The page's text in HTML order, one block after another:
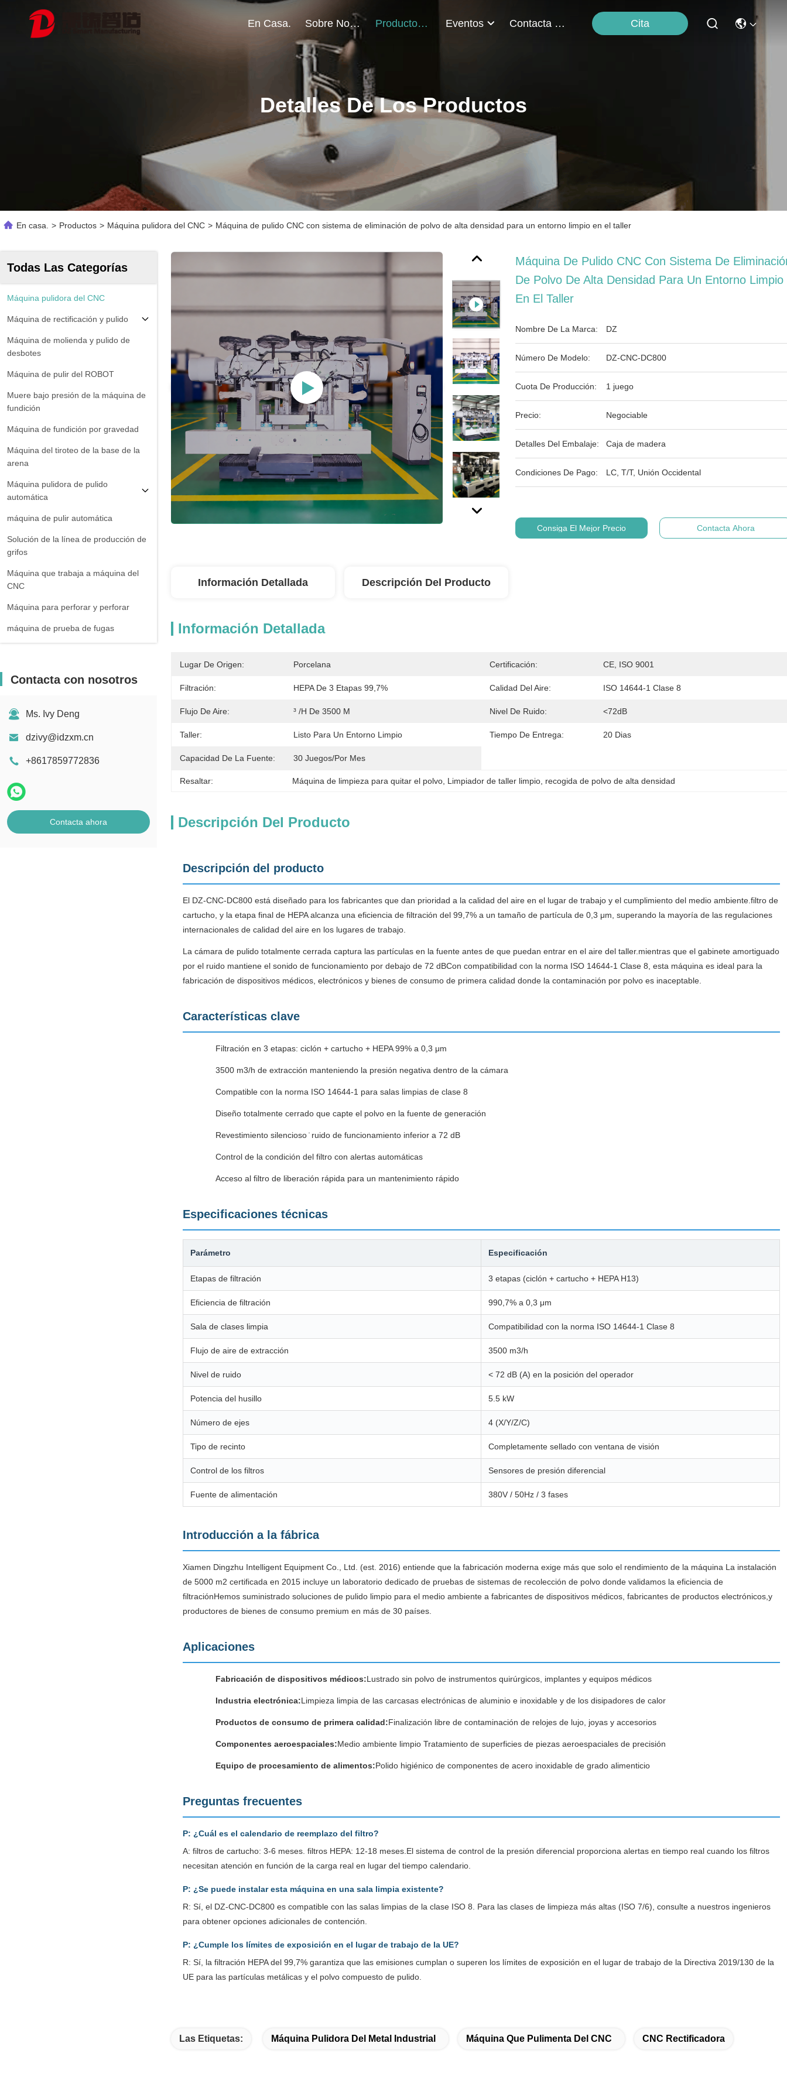
En Casa. Sobre Nosotros Productos Eventos Contacta Con Nosotros Cita
Detalles De Los Productos
En casa. > Productos > Máquina pulidora del CNC > Máquina de pulido CNC con sistema de eliminación de polvo de alta densidad para un entorno limpio en el taller
Todas Las Categorías
Máquina pulidora del CNC
Máquina de rectificación y pulido
Máquina de molienda y pulido de
desbotes
Máquina de pulir del ROBOT
Muere bajo presión de la máquina de
fundición
Máquina de fundición por gravedad
Máquina del tiroteo de la base de la
arena
Máquina pulidora de pulido
automática
máquina de pulir automática
Solución de la línea de producción de
grifos
Máquina que trabaja a máquina del
CNC
Máquina para perforar y perforar
máquina de prueba de fugas
Contacta con nosotros
Ms. Ivy Deng
dzivy@idzxm.cn
+8617859772836
Contacta ahora
Máquina De Pulido CNC Con Sistema De
De Polvo De Alta Densidad Para Un Entorno Limpio
En El Taller
Nombre De La Marca: DZ
Número De Modelo: DZ-CNC-DC800
Cuota De Producción: 1 juego
Precio: Negociable
Detalles Del Embalaje: Caja de madera
Condiciones De Pago: LC, T/T, Unión Occidental
Consiga El Mejor Precio Contacta Ahora
Información Detallada Descripción Del Producto
Información Detallada
Lugar De Origen: Porcelana Certificación: CE, ISO 9001
Filtración: HEPA De 3 Etapas 99,7% Calidad Del Aire: ISO 14644-1 Clase 8
Flujo De Aire: ³ /h De 3500 M Nivel De Ruido: <72dB
Taller: Listo Para Un Entorno Limpio Tiempo De Entrega: 20 Dias
Capacidad De La Fuente: 30 Juegos/por Mes
Resaltar: Máquina de limpieza para quitar el polvo Limpiador de taller limpio recogida de polvo de alta densidad
Descripción Del Producto
Descripción del producto
El DZ-CNC-DC800 está diseñado para los fabricantes que dan prioridad a la calidad del aire en el lugar de trabajo y el cumplimiento del medio ambiente.filtro de
cartucho, y la etapa final de HEPA alcanza una eficiencia de filtración del 99,7% a un tamaño de partícula de 0,3 μm, superando la mayoría de las regulaciones
internacionales de calidad del aire en los lugares de trabajo.
La cámara de pulido totalmente cerrada captura las partículas en la fuente antes de que puedan entrar en el aire del taller.mientras que el gabinete amortiguado
por el ruido mantiene el sonido de funcionamiento por debajo de 72 dBCon compatibilidad con la norma ISO 14644-1 Clase 8, esta máquina es ideal para la
fabricación de dispositivos médicos, electrónicos y bienes de consumo de primera calidad donde la contaminación por polvo es inaceptable.
Características clave
Filtración en 3 etapas: ciclón + cartucho + HEPA 99% a 0,3 μm
3500 m3/h de extracción manteniendo la presión negativa dentro de la cámara
Compatible con la norma ISO 14644-1 para salas limpias de clase 8
Diseño totalmente cerrado que capte el polvo en la fuente de generación
Revestimiento silencioso ̇ ruido de funcionamiento inferior a 72 dB
Control de la condición del filtro con alertas automáticas
Acceso al filtro de liberación rápida para un mantenimiento rápido
Especificaciones técnicas
Parámetro Especificación
Etapas de filtración 3 etapas (ciclón + cartucho + HEPA H13)
Eficiencia de filtración 990,7% a 0,3 μm
Sala de clases limpia Compatibilidad con la norma ISO 14644-1 Clase 8
Flujo de aire de extracción 3500 m3/h
Nivel de ruido < 72 dB (A) en la posición del operador
Potencia del husillo 5.5 kW
Número de ejes 4 (X/Y/Z/C)
Tipo de recinto Completamente sellado con ventana de visión
Control de los filtros Sensores de presión diferencial
Fuente de alimentación 380V / 50Hz / 3 fases
Introducción a la fábrica
Xiamen Dingzhu Intelligent Equipment Co., Ltd. (est. 2016) entiende que la fabricación moderna exige más que solo el rendimiento de la máquina La instalación
de 5000 m2 certificada en 2015 incluye un laboratorio dedicado de pruebas de sistemas de recolección de polvo donde validamos la eficiencia de
filtraciónHemos suministrado soluciones de pulido limpio para el medio ambiente a fabricantes de dispositivos médicos, fabricantes de productos electrónicos,y
productores de bienes de consumo premium en más de 30 países.
Aplicaciones
Fabricación de dispositivos médicos:Lustrado sin polvo de instrumentos quirúrgicos, implantes y equipos médicos
Industria electrónica:Limpieza limpia de las carcasas electrónicas de aluminio e inoxidable y de los disipadores de calor
Productos de consumo de primera calidad:Finalización libre de contaminación de relojes de lujo, joyas y accesorios
Componentes aeroespaciales:Medio ambiente limpio Tratamiento de superficies de piezas aeroespaciales de precisión
Equipo de procesamiento de alimentos:Polido higiénico de componentes de acero inoxidable de grado alimenticio
Preguntas frecuentes
P: ¿Cuál es el calendario de reemplazo del filtro?
A: filtros de cartucho: 3-6 meses. filtros HEPA: 12-18 meses.El sistema de control de la presión diferencial proporciona alertas en tiempo real cuando los filtros
necesitan atención en función de la carga real en lugar del tiempo calendario.
P: ¿Se puede instalar esta máquina en una sala limpia existente?
R: Sí, el DZ-CNC-DC800 es compatible con las salas limpias de la clase ISO 8. Para las clases de limpieza más altas (ISO 7/6), consulte a nuestros ingenieros
para obtener opciones adicionales de contención.
P: ¿Cumple los límites de exposición en el lugar de trabajo de la UE?
R: Sí, la filtración HEPA del 99,7% garantiza que las emisiones cumplan o superen los límites de exposición en el lugar de trabajo de la Directiva 2019/130 de la
UE para las partículas metálicas y el polvo compuesto de pulido.
Las Etiquetas: Máquina Pulidora Del Metal Industrial Máquina Que Pulimenta Del CNC CNC Rectificadora